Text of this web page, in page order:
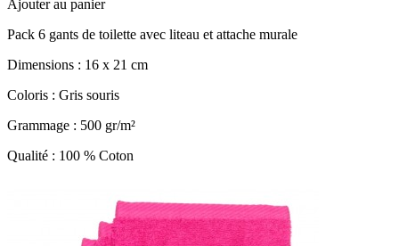
Ajouter au panier
Pack 6 gants de toilette avec liteau et attache murale
Dimensions : 16 x 21 cm
Coloris : Gris souris
Grammage : 500 gr/m²
Qualité : 100 % Coton